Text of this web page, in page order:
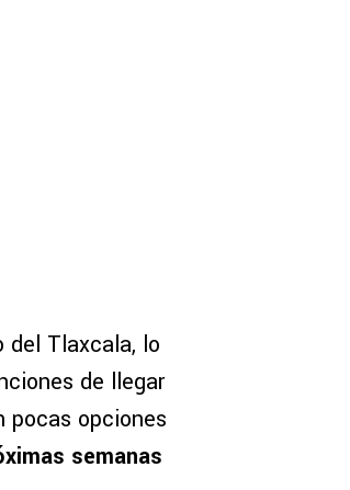
del Tlaxcala, lo
de llegar
pocas opciones
semanas